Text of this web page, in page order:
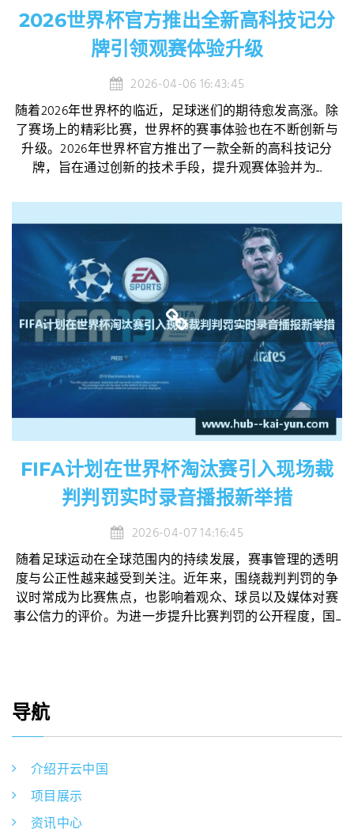
2026世界杯官方推出全新高科技记分
牌引领观赛体验升级
2026-04-06 16:43:45
随着2026年世界杯的临近，足球迷们的期待愈发高涨。除
了赛场上的精彩比赛，世界杯的赛事体验也在不断创新与
升级。2026年世界杯官方推出了一款全新的高科技记分
牌，旨在通过创新的技术手段，提升观赛体验并为...
FIFA计划在世界杯淘汰赛引入现场裁
判判罚实时录音播报新举措
2026-04-07 14:16:45
随着足球运动在全球范围内的持续发展，赛事管理的透明
度与公正性越来越受到关注。近年来，围绕裁判判罚的争
议时常成为比赛焦点，也影响着观众、球员以及媒体对赛
事公信力的评价。为进一步提升比赛判罚的公开程度，国...
导航
介绍开云中国
项目展示
资讯中心